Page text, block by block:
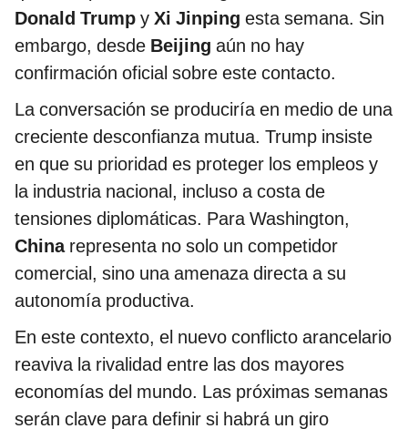
Donald Trump y Xi Jinping esta semana. Sin
embargo, desde Beijing aún no hay
confirmación oficial sobre este contacto.
La conversación se produciría en medio de una
creciente desconfianza mutua. Trump insiste
en que su prioridad es proteger los empleos y
la industria nacional, incluso a costa de
tensiones diplomáticas. Para Washington,
Chinarepresenta no solo un competidor
comercial, sino una amenaza directa a su
autonomía productiva.
En este contexto, el nuevo conflicto arancelario
reaviva la rivalidad entre las dos mayores
economías del mundo. Las próximas semanas
serán clave para definir si habrá un giro